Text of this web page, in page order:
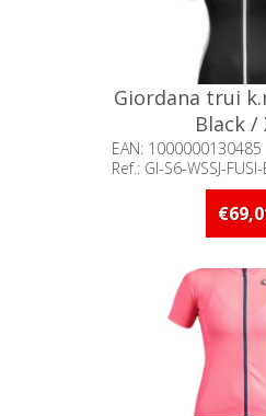
Giordana trui
Black /
EAN: 1000000130485
Ref.: GI-S6-WSSJ-
stuks op voorraad